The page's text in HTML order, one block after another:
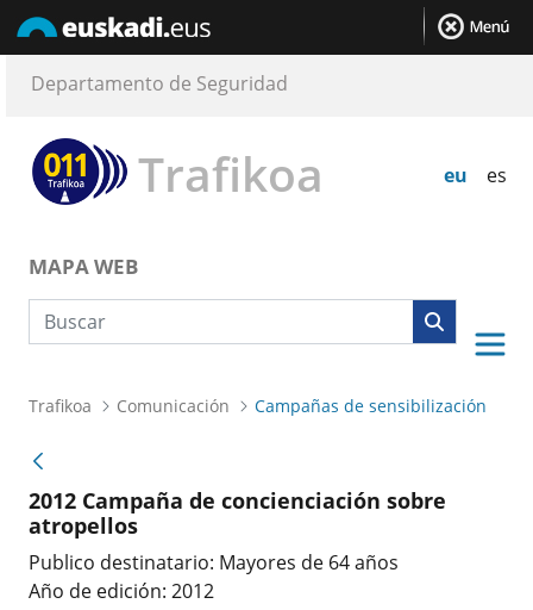
Trafikoa eu es
Departamento de Seguridad
MAPA WEB
Búsqueda web
Trafikoa Comunicación Campañas de sensibilización
2012 Campaña de concienciación sobre
atropellos
Publico destinatario: Mayores de 64 años
Año de edición: 2012